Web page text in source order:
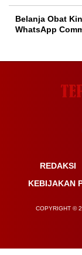
Belanja Obat
WhatsApp
REDAKSI
KEBIJAKAN
COPYRIGHT ©